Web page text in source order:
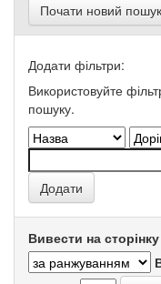
Почати новий пошук
Додати фільтри:
Використовуйте
пошуку.
Вивести на сторінку